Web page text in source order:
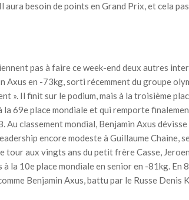
besoin de points en Grand Prix, et cela
pas à faire ce week-end deux autres
Axus en -73kg, sorti récemment du groupe
». Il finit sur le podium, mais à la troisième
69e place mondiale et qui remporte
classement mondial, Benjamin Axus
encore modeste à Guillaume Chaine,
aux vingts ans du petit frère Casse,
la 10e place mondiale en senior en -81kg. En
Benjamin Axus, battu par le Russe